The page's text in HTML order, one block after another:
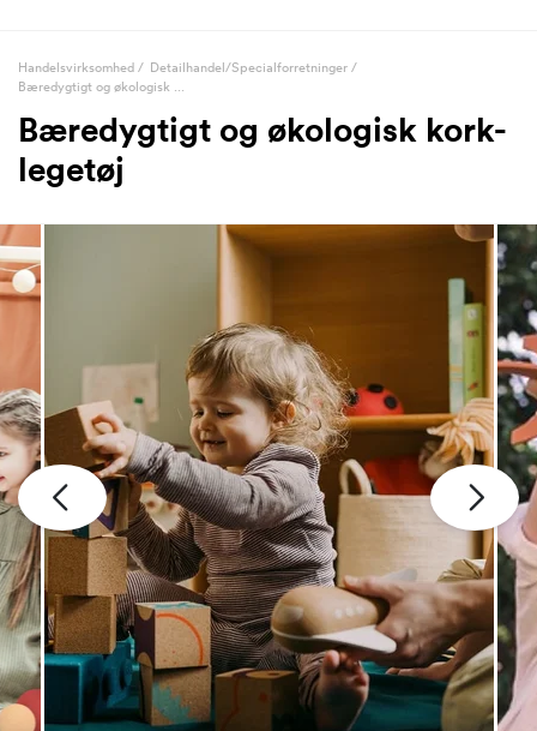
Handelsvirksomhed/ Detailhandel/Specialforretninger/
Bæredygtigt og økologisk ...
Bæredygtigt og økologisk kork-
legetøj